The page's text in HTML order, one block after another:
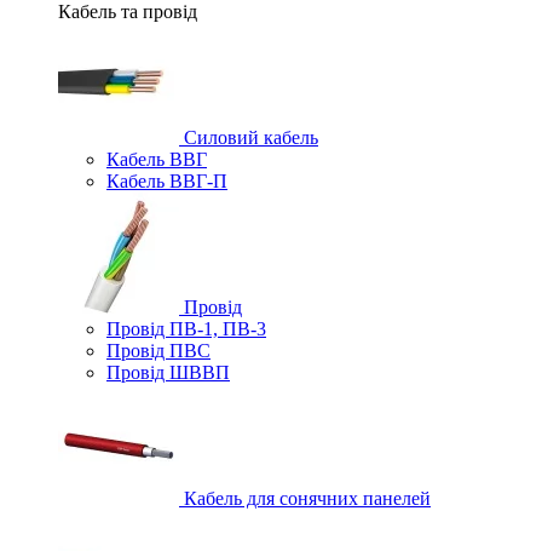
Кабель та провід
Силовий кабель
Кабель ВВГ
Кабель ВВГ-П
Провід
Провід ПВ-1, ПВ-3
Провід ПВС
Провід ШВВП
Кабель для сонячних панелей